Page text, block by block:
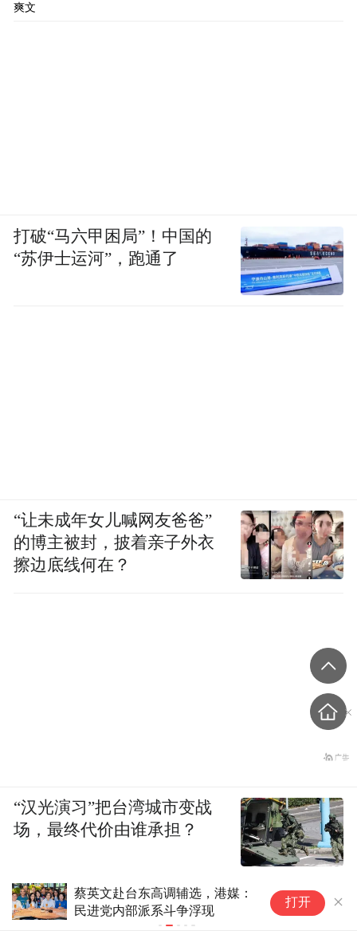
蔡英文赴台东高调辅选，港媒：
民进党内部派系斗争浮现
打开
爽文
打破“马六甲困局”！中国的
“苏伊士运河”，跑通了
“让未成年女儿喊网友爸爸”
的博主被封，披着亲子外衣
擦边底线何在？
“汉光演习”把台湾城市变战
场，最终代价由谁承担？